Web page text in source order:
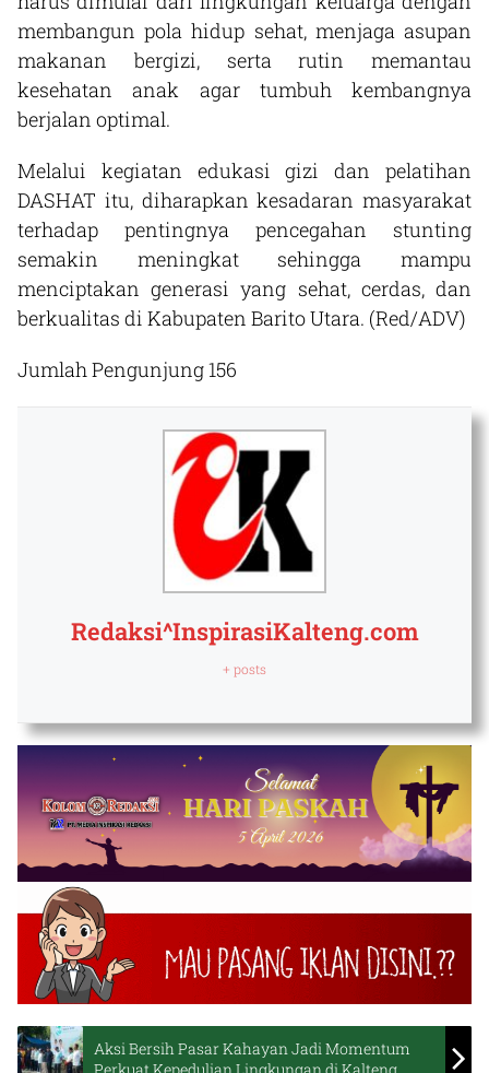
membangun pola hidup sehat, menjaga asupan
makanan bergizi, serta rutin memantau
kesehatan anak agar tumbuh kembangnya
berjalan optimal.
Melalui kegiatan edukasi gizi dan pelatihan
DASHAT itu, diharapkan kesadaran masyarakat
terhadap pentingnya pencegahan stunting
semakin meningkat sehingga mampu
menciptakan generasi yang sehat, cerdas, dan
berkualitas di Kabupaten Barito Utara. (Red/ADV)
Jumlah Pengunjung156
Redaksi^InspirasiKalteng.com
+ posts
Aksi Bersih Pasar Kahayan Jadi Momentum